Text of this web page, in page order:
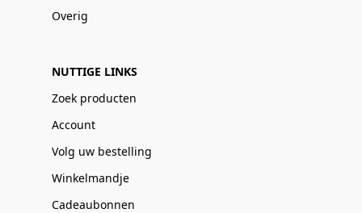
Overig
NUTTIGE LINKS
Zoek producten
Account
Volg uw bestelling
Winkelmandje
Cadeaubonnen